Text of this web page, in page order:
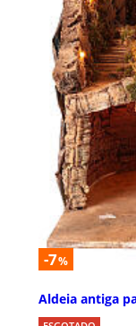
-7%
Aldeia antiga